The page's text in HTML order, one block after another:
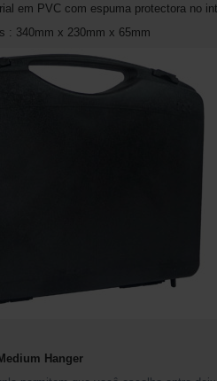
em PVC com espuma protectora no
: 340mm x 230mm x 65mm
Hanger